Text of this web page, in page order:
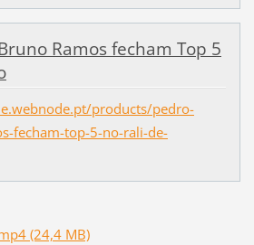
Ramos fecham Top 5
products/pedro-
fecham-top-5-no-rali-de-
(24,4 MB)